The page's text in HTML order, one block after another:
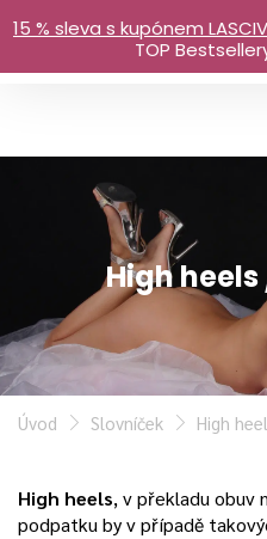
High
Úvod Slovníček High
High heels, v překladu obuv
podpatku by v případě
15 % sleva s kupónem
TOP